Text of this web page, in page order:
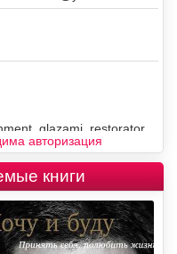
авторизация
книги